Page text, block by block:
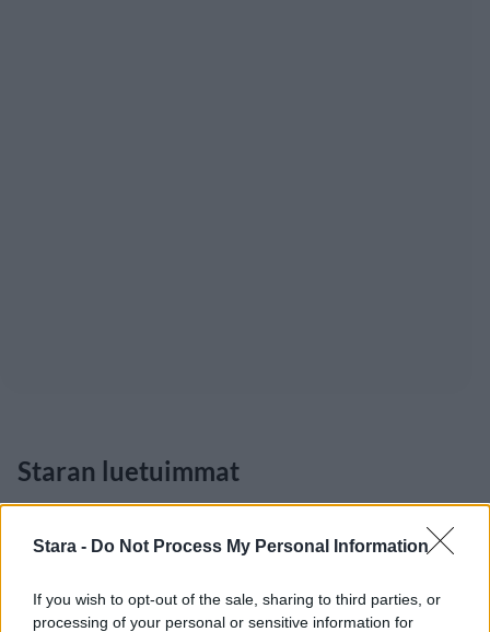
Stara - Do Not Process My Personal Information
If you wish to opt-out of the sale, sharing to third parties, or
processing of your personal or sensitive information for
Staran luetuimmat
1